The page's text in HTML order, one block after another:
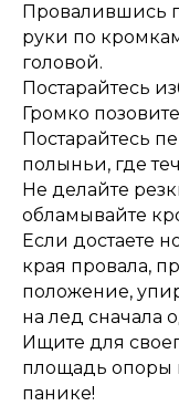
Провалившись
руки по
головой.
Постарайтесь
Громко
Постарайтесь
полыньи, где
Не делайте
обламывайте
Если достаете
края провала,
положение,
на лед сначала
Ищите для
площадь опоры
панике!